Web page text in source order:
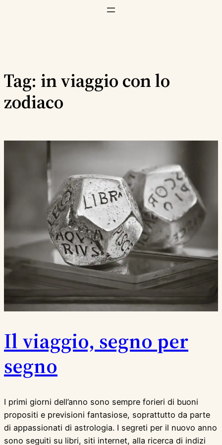
Tag: in viaggio con lo
zodiaco
Il viaggio, segno per
segno
I primi giorni dell’anno sono sempre forieri di buoni
propositi e previsioni fantasiose, soprattutto da parte
di appassionati di astrologia. I segreti per il nuovo anno
sono seguiti su libri, siti internet, alla ricerca di indizi